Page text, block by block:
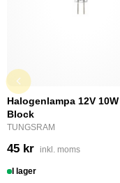
Halogenlampa 12V 10W
Block
TUNGSRAM
45 kr inkl. moms
I lager